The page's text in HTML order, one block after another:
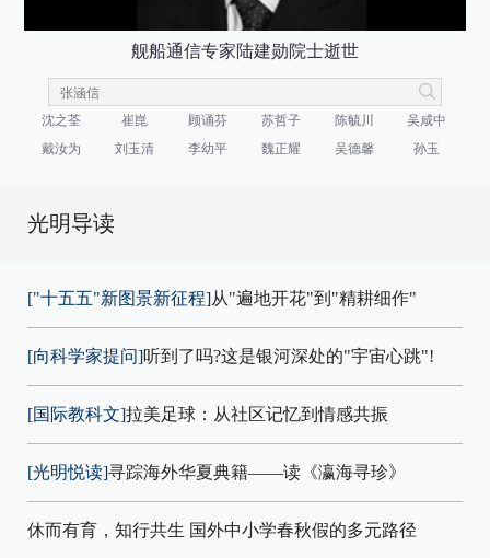
舰船通信专家陆建勋院士逝世
沈之荃 崔崑 顾诵芬 苏哲子 陈毓川
吴咸中
戴汝为
刘玉清 李幼平 魏正耀 吴德馨 孙玉
光明导读
["十五五"新图景新征程]从"遍地开花"到"精耕细作"
[向科学家提问]听到了吗?这是银河深处的"宇宙心跳"!
[国际教科文]拉美足球：从社区记忆到情感共振
[光明悦读]寻踪海外华夏典籍——读《瀛海寻珍》
休而有育，知行共生 国外中小学春秋假的多元路径